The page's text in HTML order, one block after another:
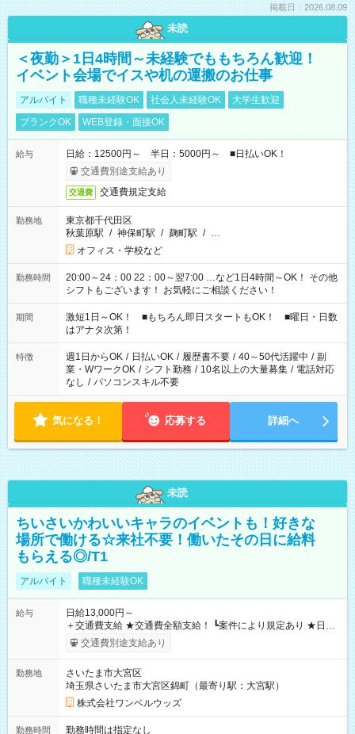
掲載日：2026.08.09
未読
＜夜勤＞1日4時間～未経験でももちろん歓迎！
イベント会場でイスや机の運搬のお仕事
アルバイト 職種未経験OK 社会人未経験OK
大学生歓迎
ブランクOK
WEB登録・面接OK
給与
日給：12500円～ 半日：5000円～ ■日払いOK！
交通費別途支給あり
交通費 交通費規定支給
勤務地
東京都千代田区
秋葉原駅 / 神保町駅 / 麹町駅 / …
オフィス・学校など
勤務時間
20:00～24：00 22：00～翌7:00 …など1日4時間～OK！ その他
シフトもございます！ お気軽にご相談ください！
期間
激短1日～OK！ ■もちろん即日スタートもOK！ ■曜日・日数
はアナタ次第！
特徴 週1日からOK / 日払いOK / 履歴書不要 / 40～50代活躍中 / 副
業・WワークOK / シフト勤務 / 10名以上の大量募集 / 電話対応
なし / パソコンスキル不要
気になる！ 応募する 詳細へ
未読
ちいさいかわいいキャラのイベントも！好きな
場所で働ける☆来社不要！働いたその日に給料
もらえる◎/T1
アルバイト 職種未経験OK
給与
日給13,000円～
＋交通費支給 ★交通費全額支給！ ┗案件により規定あり ★日払
いOK！（規定あり） ┗働いたその日に現金GET♪ お仕事後はコ
ンビニATMから 日払い分を引き落とせます！ 【試用期間】試
交通費別途支給あり
勤務地
さいたま市大宮区
埼玉県さいたま市大宮区錦町（最寄り駅：大宮駅）
株式会社ワンベルウッズ
勤務時間
勤務時間は指定なし